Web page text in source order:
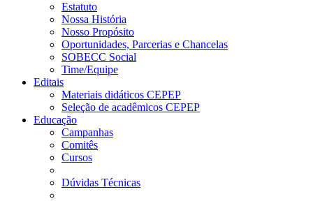
Estatuto
Nossa História
Nosso Propósito
Oportunidades, Parcerias e Chancelas
SOBECC Social
Time/Equipe
Editais
Materiais didáticos CEPEP
Seleção de acadêmicos CEPEP
Educação
Campanhas
Comitês
Cursos
Dúvidas Técnicas